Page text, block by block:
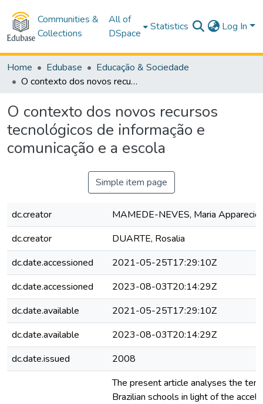
Communities &
Collections
All of
DSpace
Statistics Log In
Home Edubase
Educação & Sociedade
O contexto dos novos recursos tecnológicos de informação e comunicação e a escola
O contexto dos novos recursos
tecnológicos de informação e
comunicação e a escola
Simple item page
dc.creator
MAMEDE-NEVES, Maria
dc.creator
DUARTE, Rosalia
dc.date.accessioned
2021-05-25T17:29:10Z
dc.date.accessioned
2023-08-03T20:14:29Z
dc.date.available
2021-05-25T17:29:10Z
dc.date.available
2023-08-03T20:14:29Z
dc.date.issued
2008
The present article analyses the
Brazilian schools in light of the